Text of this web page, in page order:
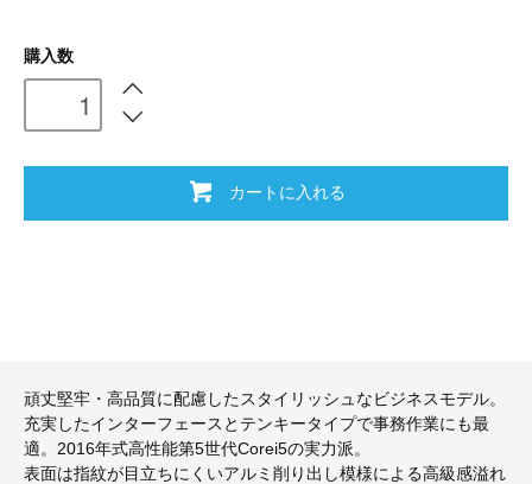
購入数
カートに入れる
頑丈堅牢・高品質に配慮したスタイリッシュなビジネスモデル。
充実したインターフェースとテンキータイプで事務作業にも最
適。2016年式高性能第5世代Corei5の実力派。
表面は指紋が目立ちにくいアルミ削り出し模様による高級感溢れ